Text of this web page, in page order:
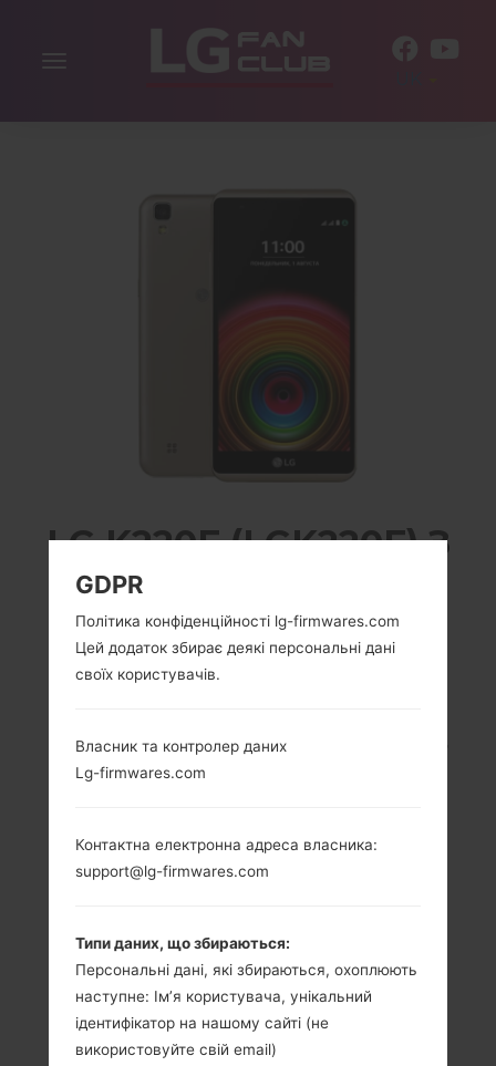
Включити
LG K220F (LGK220F) З
СЕРІЇ LG X POWER
5.3 in (~69.4%
співвідношення
екрану до тіла)
(~277 щільність
пікселів на дюйм)
139 грам (4.90
унції)
Не зємний Li-Ion
1.3 GHz Cortex-A53
GDPR
Політика конфіденційності lg-firmwares.com
Цей додаток збирає деякі персональні дані
своїх користувачів.
Власник та контролер даних
Lg-firmwares.com
Контактна електронна адреса власника:
support@lg-firmwares.com
Типи даних, що збираються:
Персональні дані, які збираються, охоплюють
наступне: Ім’я користувача, унікальний
ідентифікатор на нашому сайті (не
використовуйте свій email)